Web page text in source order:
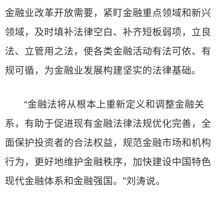
金融业改革开放需要，紧盯金融重点领域和新兴
领域，及时填补法律空白、补齐短板弱项，立良
法、立管用之法，使各类金融活动有法可依、有
规可循，为金融业发展构建坚实的法律基础。
“金融法将从根本上重新定义和调整金融关
系，有助于促进现有金融法律法规优化完善，全
面保护投资者的合法权益，规范金融市场和机构
行为，更好地维护金融秩序，加快建设中国特色
现代金融体系和金融强国。”刘涛说。